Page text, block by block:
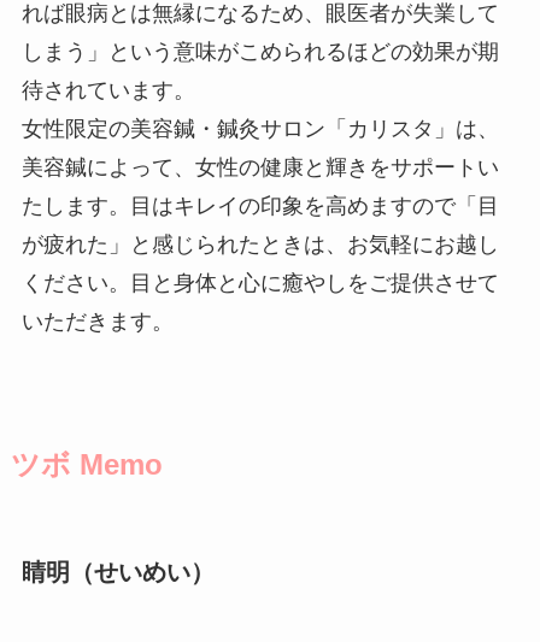
れば眼病とは無縁になるため、眼医者が失業して
しまう」という意味がこめられるほどの効果が期
待されています。
女性限定の美容鍼・鍼灸サロン「カリスタ」は、
美容鍼によって、女性の健康と輝きをサポートい
たします。目はキレイの印象を高めますので「目
が疲れた」と感じられたときは、お気軽にお越し
ください。目と身体と心に癒やしをご提供させて
いただきます。
ツボ Memo
睛明（せいめい）